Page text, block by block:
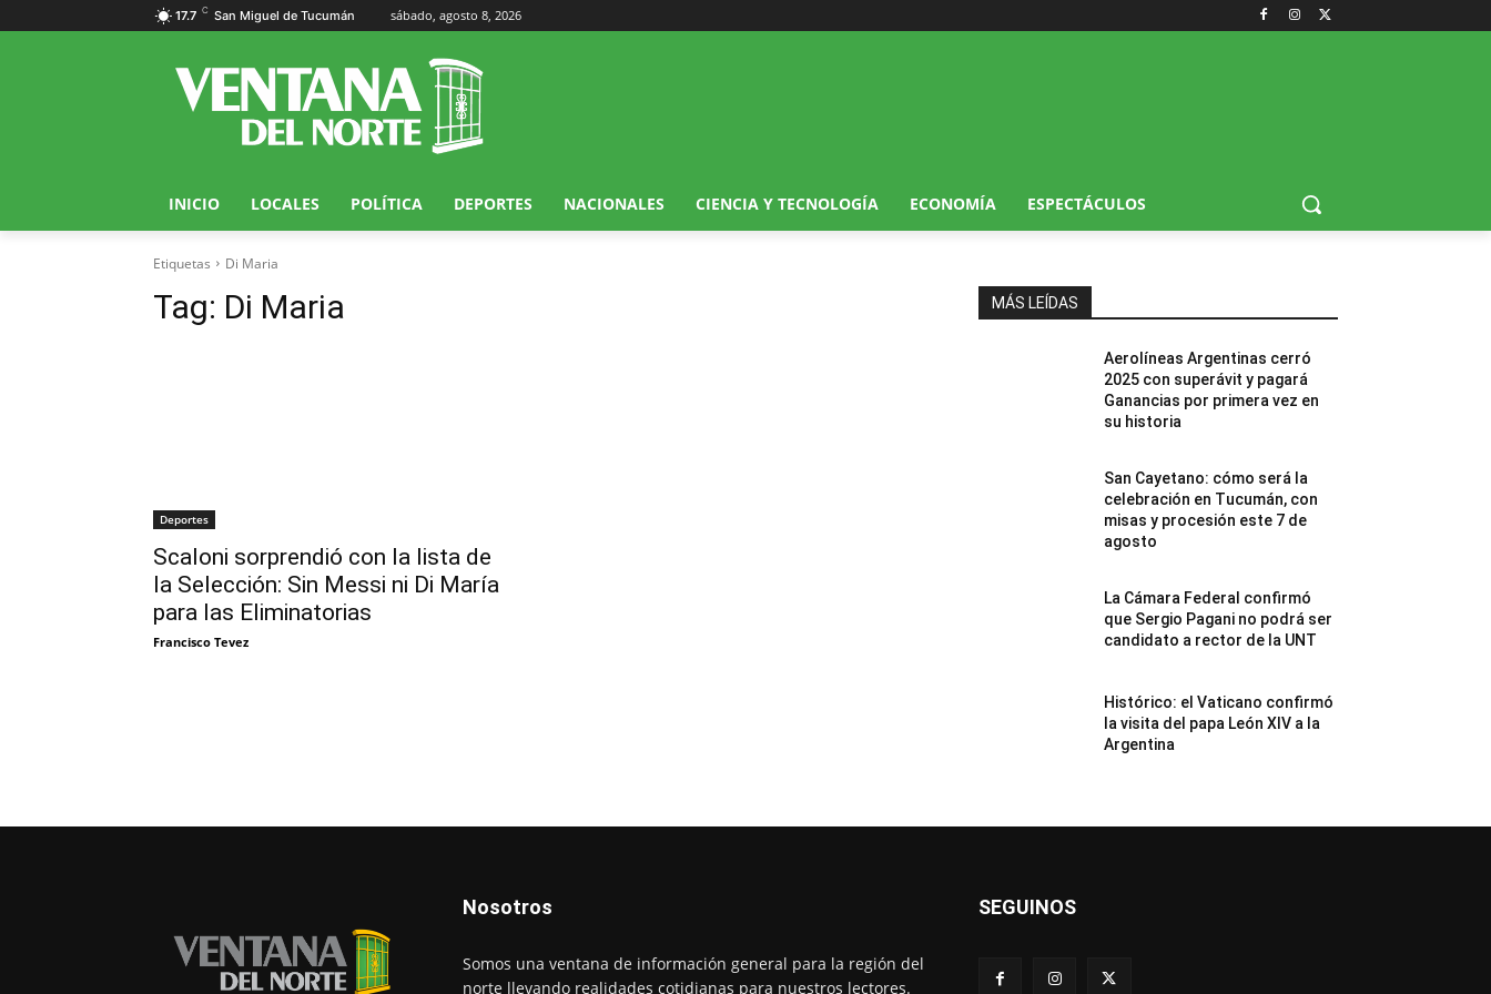
17.7 C San Miguel de Tucumán sábado, agosto 8, 2026
INICIO LOCALES POLÍTICA DEPORTES NACIONALES CIENCIA Y TECNOLOGÍA ECONOMÍA ESPECTÁCULOS
Etiquetas Di Maria
Tag: Di Maria
Deportes
Scaloni sorprendió con la lista de
la Selección: Sin Messi ni Di María
para las Eliminatorias
Francisco Tevez
MÁS LEÍDAS
Aerolíneas Argentinas cerró
2025 con superávit y pagará
Ganancias por primera vez en
su historia
San Cayetano: cómo será la
celebración en Tucumán, con
misas y procesión este 7 de
agosto
La Cámara Federal confirmó
que Sergio Pagani no podrá ser
candidato a rector de la UNT
Histórico: el Vaticano confirmó
la visita del papa León XIV a la
Argentina
Nosotros
Somos una ventana de información general para la región del
norte llevando realidades cotidianas para nuestros lectores.
SEGUINOS